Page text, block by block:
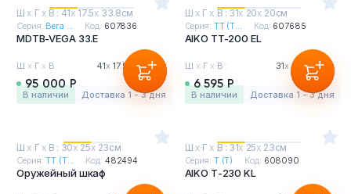
Ш х Г х В : 41х 17.5х 33.8см
Серия: Вега ... Код: 607836
MDTB-VEGA 33.E
Ш х Г х В : 41х17.5 33.8см
95 000 Р
в наличии Доставка 1 - 3 дня
Ш х Г х В : 31х 20х 20см
Серия: ТТ (T... Код: 607685
AIKO TT-200 EL
Ш х Г х В : 31х20 х20см
6 595 Р
в наличии Доставка 1 - 3 дня
Ш х Г х В : 30х 25х 23см
Серия:ТТ (T... Код: 482494
Оружейный шкаф
Ш х Г х В : 31х 25х 23см
Серия: Т (T) Код: 608090
AIKO Т-230 KL